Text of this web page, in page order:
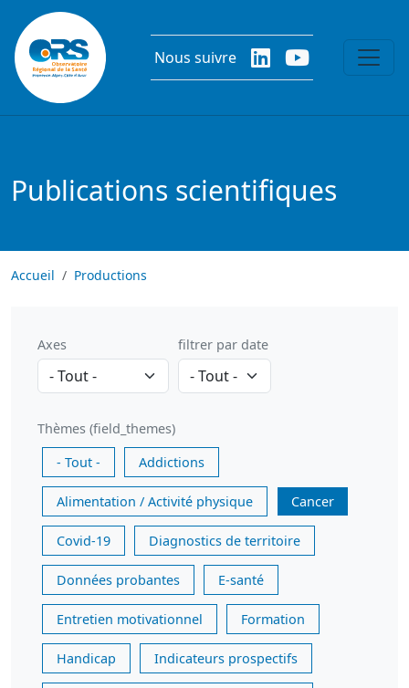
Aller au contenu principal
Nous suivre
Publications scientifiques
Accueil Productions
Axes filtrer par date
Thèmes (field_themes)
- Tout -
Addictions
Alimentation / Activité physique Cancer
Covid-19 Diagnostics de territoire
Données probantes E-santé
Entretien motivationnel Formation
Handicap Indicateurs prospectifs